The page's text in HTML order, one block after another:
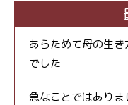
あらためて母の生
でした
急なことではあり